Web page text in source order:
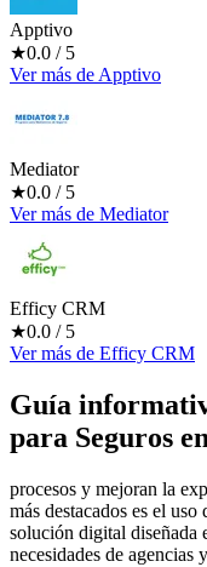
Apptivo
★0.0 / 5
Ver más deApptivo
Mediator
★0.0 / 5
Ver más de Mediator
Efficy CRM
★0.0 / 5
Ver más de Efficy CRM
Guía
para Seguros
procesos y mejoran la
más destacados es el
solución digital diseñada
necesidades de agencias